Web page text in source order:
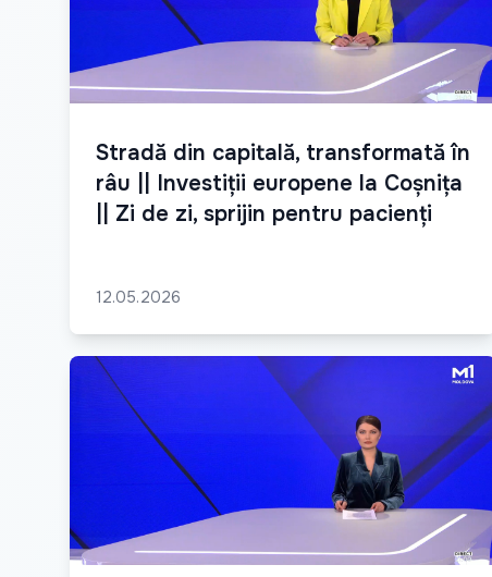
Stradă din capitală, transformată în
râu || Investiții europene la Coșnița
|| Zi de zi, sprijin pentru pacienți
12.05.2026